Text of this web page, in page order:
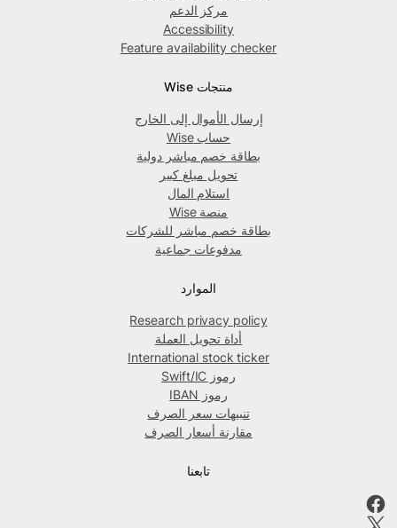
مركز الدعم
Accessibility
Feature availability checker
منتجات Wise
إرسال الأموال إلى الخارج
حساب Wise
بطاقة خصم مباشر دولية
تحويل مبلغ كبير
استلام المال
منصة Wise
بطاقة خصم مباشر للشركات
مدفوعات جماعية
الموارد
Research privacy policy
أداة تحويل العملة
International stock ticker
رموز Swift/IC
رموز IBAN
تنبيهات سعر الصرف
مقارنة أسعار الصرف
تابعنا